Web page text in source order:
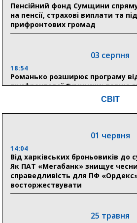
Пенсійний фонд Сумщини
на пенсії, страхові виплати та
прифронтових громад
03 серпня
18:54
Романько розширює програму
прифронтової Сумщини: перша
18:30
відновлення житла майже на 6,6
31 липня
21:01
До 19 400 гривень на паливо:
Сумщини пояснив, як отримати
СВІТ
01 червня
14:04
Від харківських броньовиків до
Як ПАТ «Мегабанк» знищує
справедливість для ПФ
восторжествувати
25 травня